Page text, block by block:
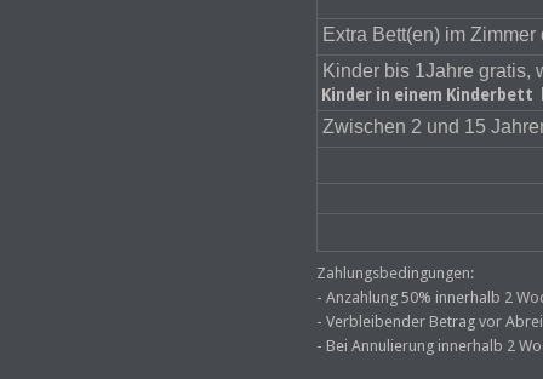
Extra Bett(en) im Zimmer
Kinder bis 1Jahre gratis,
Kinder in einem Kinderbett
Zwischen 2 und 15
Zahlungsbedingungen:
- Anzahlung 50% innerhalb 2
- Verbleibender Betrag vor
- Bei Annulierung innerhalb 2